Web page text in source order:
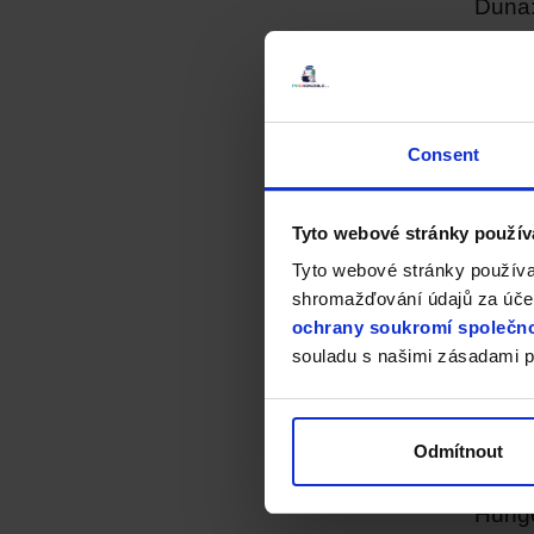
Consent
Tyto webové stránky
Tyto webové stránky
shromažďování údajů za
ochrany soukromí
souladu s našimi zásadami
Odmítnout
míří
Další
hry
Třetí
moc.